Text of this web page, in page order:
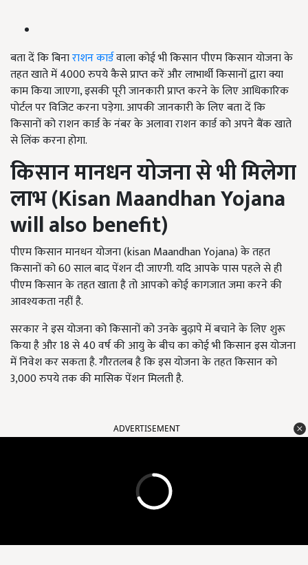
बता दें कि बिनाराशन कार्डवाला कोई भी किसान पीएम किसान योजना के
तहत खाते में 4000 रुपये कैसे प्राप्त करें और लाभार्थी किसानों द्वारा क्या
काम किया जाएगा, इसकी पूरी जानकारी प्राप्त करने के लिए आधिकारिक
पोर्टल पर विजिट करना पड़ेगा. आपकी जानकारी के लिए बता दें कि
किसानों को राशन कार्ड के नंबर के अलावा राशन कार्ड को अपने बैंक खाते
से लिंक करना होगा.
किसान मानधन योजना से भी मिलेगा
लाभ (Kisan Maandhan Yojana
will also benefit)
पीएम किसान मानधन योजना (kisan Maandhan Yojana) के तहत
किसानों को 60 साल बाद पेंशन दी जाएगी. यदि आपके पास पहले से ही
पीएम किसान के तहत खाता है तो आपको कोई कागजात जमा करने की
आवश्यकता नहीं है.
सरकार ने इस योजना को किसानों को उनके बुढ़ापे में बचाने के लिए शुरू
किया है और 18 से 40 वर्ष की आयु के बीच का कोई भी किसान इस योजना
में निवेश कर सकता है. गौरतलब है कि इस योजना के तहत किसान को
3,000 रुपये तक की मासिक पेंशन मिलती है.
ADVERTISEMENT